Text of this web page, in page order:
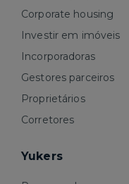
Corporate housing
Investir em imóveis
Incorporadoras
Gestores parceiros
Proprietários
Corretores
Yukers